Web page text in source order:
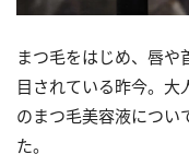
まつ毛をはじめ、唇や
目されている昨今。大
のまつ毛美容液につい
た。